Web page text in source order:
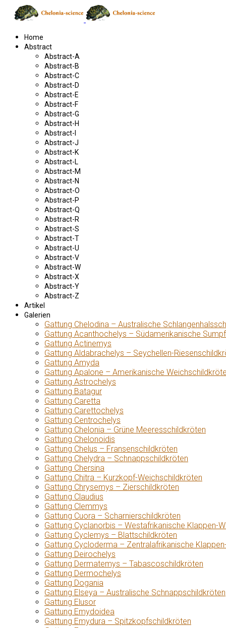
Home
Abstract
Abstract-A
Abstract-B
Abstract-C
Abstract-D
Abstract-E
Abstract-F
Abstract-G
Abstract-H
Abstract-I
Abstract-J
Abstract-K
Abstract-L
Abstract-M
Abstract-N
Abstract-O
Abstract-P
Abstract-Q
Abstract-R
Abstract-S
Abstract-T
Abstract-U
Abstract-V
Abstract-W
Abstract-X
Abstract-Y
Abstract-Z
Artikel
Galerien
Gattung Chelodina – Australische
Gattung Acanthochelys – Südamerikanische
Gattung Actinemys
Gattung Aldabrachelys – Seychellen-
Gattung Amyda
Gattung Apalone – Amerikanische
Gattung Astrochelys
Gattung Batagur
Gattung Caretta
Gattung Carettochelys
Gattung Centrochelys
Gattung Chelonia – Grüne Meeresschildkröten
Gattung Chelonoidis
Gattung Chelus – Fransenschildkröten
Gattung Chelydra – Schnappschildkröten
Gattung Chersina
Gattung Chitra – Kurzkopf-Weichschildkröten
Gattung Chrysemys – Zierschildkröten
Gattung Claudius
Gattung Clemmys
Gattung Cuora – Scharnierschildkröten
Gattung Cyclanorbis – Westafrikanische Klappen-
Gattung Cyclemys – Blattschildkröten
Gattung Cycloderma – Zentralafrikanische
Gattung Deirochelys
Gattung Dermatemys – Tabascoschildkröten
Gattung Dermochelys
Gattung Dogania
Gattung Elseya – Australische Schnappschildkröten
Gattung Elusor
Gattung Emydoidea
Gattung Emydura – Spitzkopfschildkröten